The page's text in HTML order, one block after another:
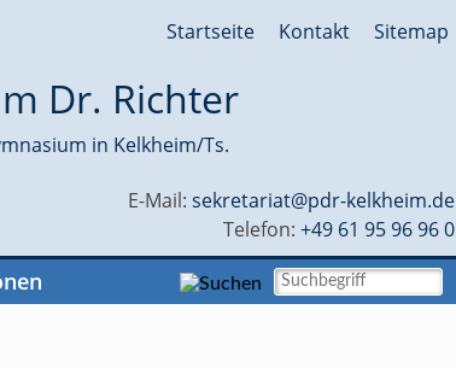
Sitemap
Kontakt
Startseite
Dr. Richter
in Kelkheim/Ts.
E-Mail: sekretariat@pdr-kelkheim.de
Telefon: +49 61 95 96 96 0